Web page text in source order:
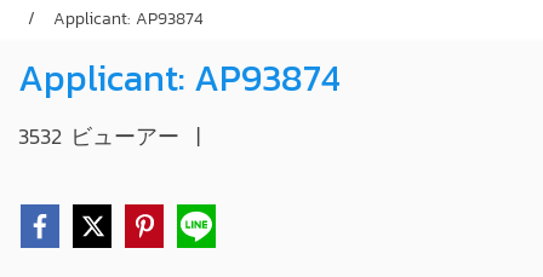
Applicant: AP93874
Applicant: AP93874
3532 ビューアー |